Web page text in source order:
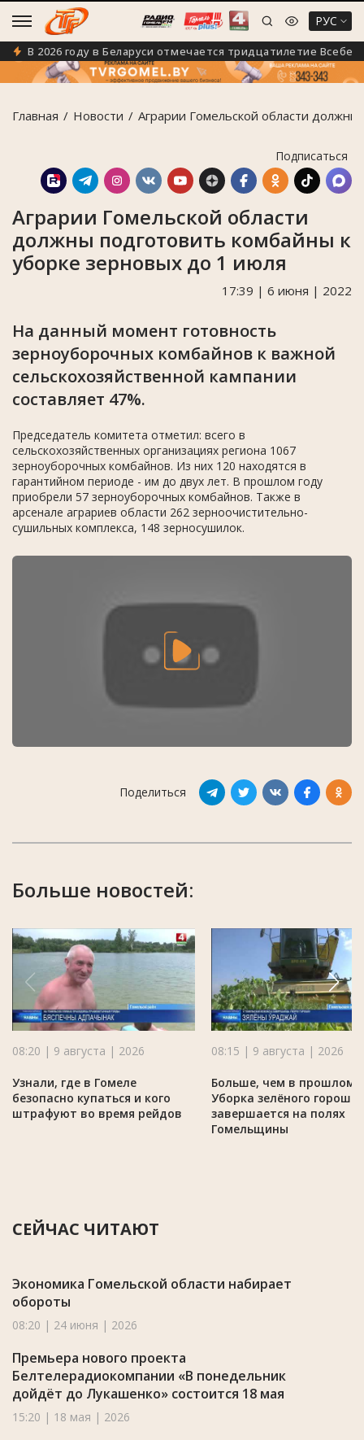
РУС
В 2026 году в Беларуси отмечается тридцатилетие
Главная Новости Аграрии Гомельской области
Подписаться
Аграрии Гомельской области
должны подготовить комбайны к
уборке зерновых до 1 июля
17:39 | 6 июня | 2022
На данный момент готовность
зерноуборочных комбайнов к важной
сельскохозяйственной кампании
составляет 47%.
Председатель комитета отметил: всего в
сельскохозяйственных организациях региона 1067
зерноуборочных комбайнов. Из них 120 находятся в
гарантийном периоде - им до двух лет. В прошлом году
приобрели 57 зерноуборочных комбайнов. Также в
арсенале аграриев области 262 зерноочистительно-
сушильных комплекса, 148 зерносушилок.
Поделиться
Больше новостей:
08:20 | 9 августа | 2026
Узнали, где в Гомеле
безопасно купаться и кого
штрафуют во время рейдов
08:15 | 9 августа | 2026
Больше, чем в прошлом
Уборка зелёного горошка
завершается на полях
Гомельщины
СЕЙЧАС ЧИТАЮТ
Экономика Гомельской области набирает
обороты
08:20 | 24 июня | 2026
Премьера нового проекта
Белтелерадиокомпании «В понедельник
дойдёт до Лукашенко» состоится 18 мая
15:20 | 18 мая | 2026